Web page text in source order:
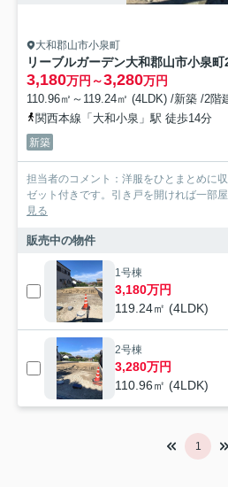
大和郡山市小泉町
リーブルガーデン大和郡山市小泉町
3,180万円～3,280万円
110.96㎡～119.24㎡ (4LDK) /新築 /2階
関西本線「大和小泉」駅 徒歩14分
新築
担当者のコメント：洋服をひとまとめに
ゼット付きです。引き戸を開ければ一部
見る
販売中の物件
1号棟
3,180万円
119.24㎡ (4LDK)
2号棟
3,280万円
110.96㎡ (4LDK)
1